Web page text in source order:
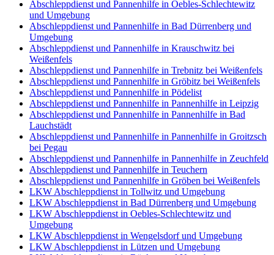
Abschleppdienst und Pannenhilfe in Oebles-Schlechtewitz
und Umgebung
Abschleppdienst und Pannenhilfe in Bad Dürrenberg und
Umgebung
Abschleppdienst und Pannenhilfe in Krauschwitz bei
Weißenfels
Abschleppdienst und Pannenhilfe in Trebnitz bei Weißenfels
Abschleppdienst und Pannenhilfe in Gröbitz bei Weißenfels
Abschleppdienst und Pannenhilfe in Pödelist
Abschleppdienst und Pannenhilfe in Pannenhilfe in Leipzig
Abschleppdienst und Pannenhilfe in Pannenhilfe in Bad
Lauchstädt
Abschleppdienst und Pannenhilfe in Pannenhilfe in Groitzsch
bei Pegau
Abschleppdienst und Pannenhilfe in Pannenhilfe in Zeuchfeld
Abschleppdienst und Pannenhilfe in Teuchern
Abschleppdienst und Pannenhilfe in Gröben bei Weißenfels
LKW Abschleppdienst in Tollwitz und Umgebung
LKW Abschleppdienst in Bad Dürrenberg und Umgebung
LKW Abschleppdienst in Oebles-Schlechtewitz und
Umgebung
LKW Abschleppdienst in Wengelsdorf und Umgebung
LKW Abschleppdienst in Lützen und Umgebung